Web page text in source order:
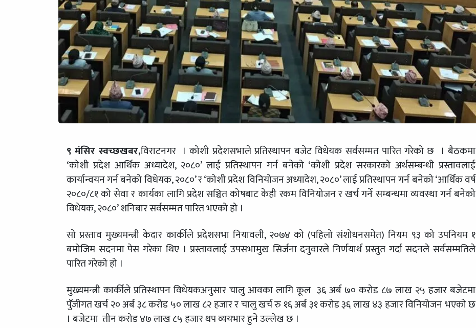
९ मंसिर स्वच्छखबर,विराटनगर । कोशी प्रदेशसभाले प्रतिस्थापन बजेट विधेयक सर्वसम्मत पारित गरेको छ । बैठकमा
‘कोशी प्रदेश आर्थिक अध्यादेश, २०८०’ लाई प्रतिस्थापन गर्न बनेको ‘कोशी प्रदेश सरकारको अर्थसम्बन्धी प्रस्तावलाई
कार्यान्वयन गर्न बनेको विधेयक, २०८०’ र ‘कोशी प्रदेश विनियोजन अध्यादेश, २०८०’ लाई प्रतिस्थापन गर्न बनेको ‘आर्थिक वर्ष
२०८०/८१ को सेवा र कार्यका लागि प्रदेश सञ्चित कोषबाट केही रकम विनियोजन र खर्च गर्ने सम्बन्धमा व्यवस्था गर्न बनेको
विधेयक, २०८०’ शनिबार सर्वसम्मत पारित भएको हो ।
सो प्रस्ताव मुख्यमन्त्री केदार कार्कीले प्रदेशसभा नियावली, २०७४ को (पहिलो संशोधनसमेत) नियम ९३ को उपनियम १
बमोजिम सदनमा पेस गरेका थिए । प्रस्तावलाई उपसभामुख सिर्जना दनुवारले निर्णयार्थ प्रस्तुत गर्दा सदनले सर्वसम्मतिले
पारित गरेको हो ।
मुख्यमन्त्री कार्कीले प्रतिस्थापन विधेयकअनुसार चालु आवका लागि कूल ३६ अर्ब ७० करोड ८७ लाख २५ हजार बजेटमा
पुँजीगत खर्च २० अर्ब ३८ करोड ५० लाख ८२ हजार र चालु खर्च रु १६ अर्ब ३१ करोड ३६ लाख ४३ हजार विनियोजन भएको छ
। बजेटमा तीन करोड ४७ लाख ८५ हजार थप व्ययभार हुने उल्लेख छ ।